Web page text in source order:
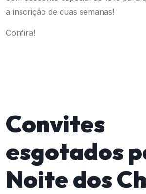
a inscrição de duas semanas!
Confira!
Convites
esgotados
Noite dos